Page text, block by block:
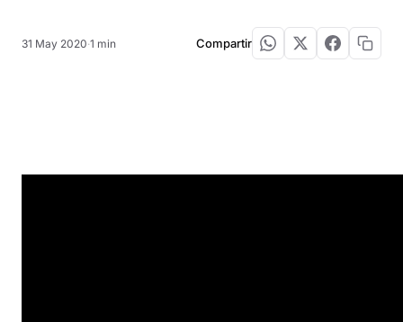
31 May 2020·1 min Compartir